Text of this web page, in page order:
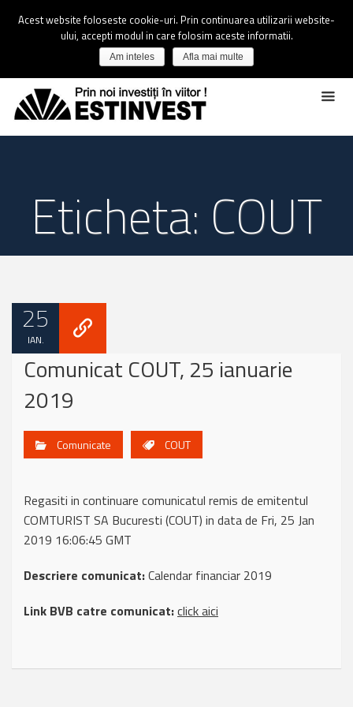
Eticheta: COUT
25
IAN.
Comunicat COUT, 25 ianuarie
2019
Comunicate COUT
Regasiti in continuare comunicatul remis de emitentul
COMTURIST SA Bucuresti (COUT) in data de Fri, 25 Jan
2019 16:06:45 GMT
Descriere comunicat:Calendar financiar 2019
Link BVB catre comunicat:click aici
Acest website foloseste cookie-uri. Prin continuarea utilizarii website-
ului, accepti modul in care folosim aceste informatii.
Am inteles Afla mai multe